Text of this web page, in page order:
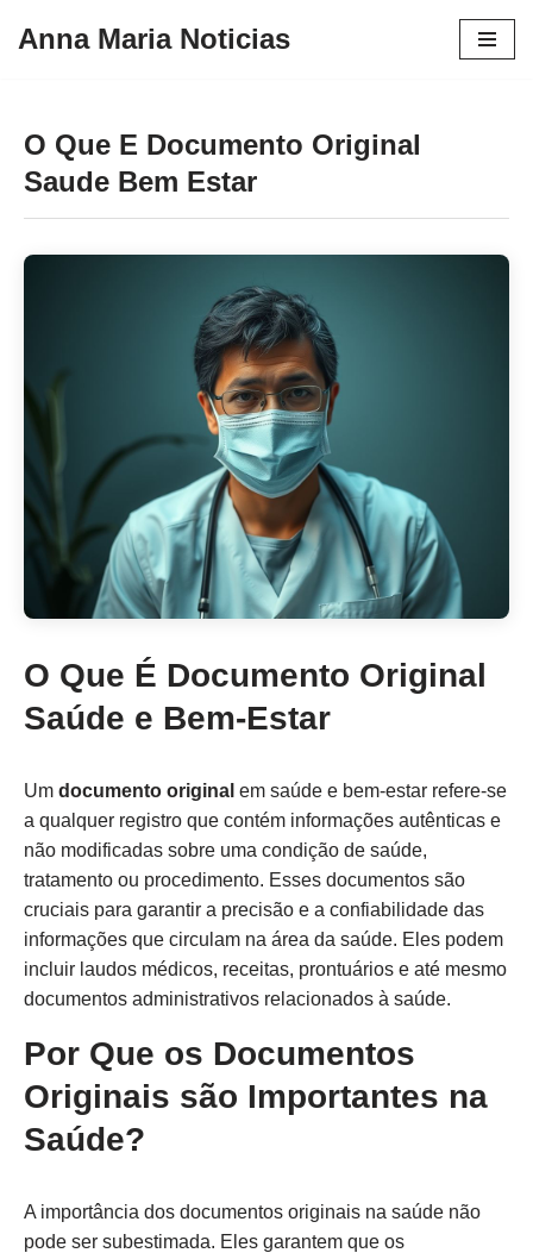
conteúdo
Anna Maria Noticias
O Que E Documento Original
Saude Bem Estar
O Que É Documento Original
Saúde e Bem-Estar
Um documento original em saúde e bem-estar refere-se
a qualquer registro que contém informações autênticas e
não modificadas sobre uma condição de saúde,
tratamento ou procedimento. Esses documentos são
cruciais para garantir a precisão e a confiabilidade das
informações que circulam na área da saúde. Eles podem
incluir laudos médicos, receitas, prontuários e até mesmo
documentos administrativos relacionados à saúde.
Por Que os Documentos
Originais são Importantes na
Saúde?
A importância dos documentos originais na saúde não
pode ser subestimada. Eles garantem que os